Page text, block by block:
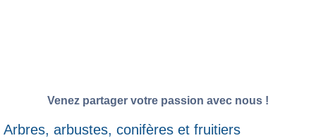
Venez partager votre passion avec nous !
Arbres, arbustes, conifères et fruitiers